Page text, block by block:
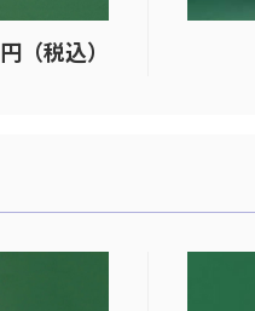
円（税込）